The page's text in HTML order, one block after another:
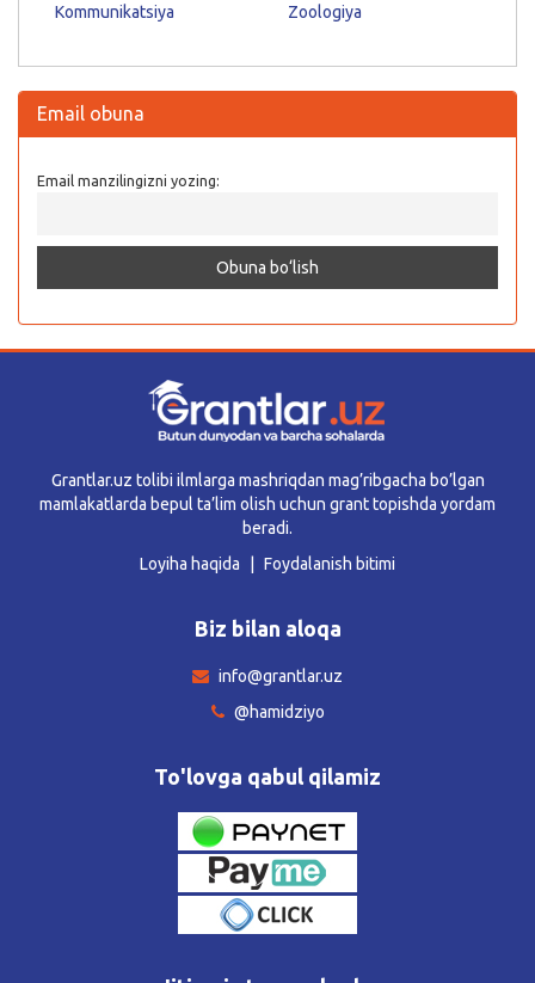
Kommunikatsiya
Zoologiya
Email obuna
Email manzilingizni yozing:
Grantlar.uz tolibi ilmlarga mashriqdan mag’ribgacha bo’lgan
mamlakatlarda bepul ta’lim olish uchun grant topishda yordam
beradi.
Loyiha haqida
Foydalanish bitimi
Biz bilan aloqa
info@grantlar.uz
@hamidziyo
To'lovga qabul qilamiz